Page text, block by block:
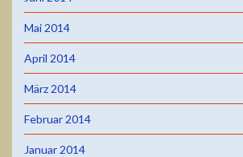
Mai 2014
April 2014
März 2014
Februar 2014
Januar 2014